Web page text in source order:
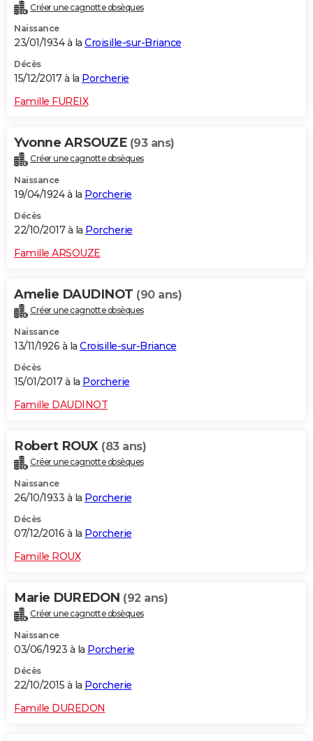
Créer une cagnotte obsèques
Naissance
23/01/1934 à la Croisille-sur-Briance
Décès
15/12/2017 à la Porcherie
Famille FUREIX
Yvonne ARSOUZE (93 ans)
Créer une cagnotte obsèques
Naissance
19/04/1924 à la Porcherie
Décès
22/10/2017 à la Porcherie
Famille ARSOUZE
Amelie DAUDINOT (90 ans)
Créer une cagnotte obsèques
Naissance
13/11/1926 à la Croisille-sur-Briance
Décès
15/01/2017 à la Porcherie
Famille DAUDINOT
Robert ROUX (83 ans)
Créer une cagnotte obsèques
Naissance
26/10/1933 à la Porcherie
Décès
07/12/2016 à la Porcherie
Famille ROUX
Marie DUREDON (92 ans)
Créer une cagnotte obsèques
Naissance
03/06/1923 à la Porcherie
Décès
22/10/2015 à la Porcherie
Famille DUREDON